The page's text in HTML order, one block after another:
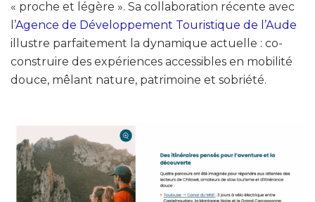
« proche et légère ». Sa collaboration récente avec
l’Agence de Développement Touristique de l’Aude
illustre parfaitement la dynamique actuelle : co-
construire des expériences accessibles en mobilité
douce, mêlant nature, patrimoine et sobriété.